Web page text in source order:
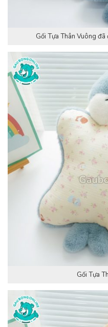
Gối Tựa Thân Vuông
Gối Tựa